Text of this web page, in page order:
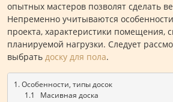
опытных мастеров позволят сделать
Непременно учитываются
проекта, характеристики помещения,
планируемой нагрузки. Следует
выбрать доску для пола.
1. Особенности, типы досок
      1.1   Масивная доска